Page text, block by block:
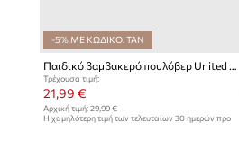
-5% ΜΕ ΚΩΔΙΚΟ: TAN
Παιδικό βαμβακερό πουλόβερ United Colors of Benetton
Τρέχουσα τιμή:
21,99 €
Αρχική τιμή: 29,99 €
Η χαμηλότερη τιμή των τελευταίων 30 ημερών προ